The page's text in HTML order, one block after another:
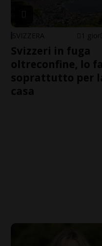
SVIZZERA 1 gior
Svizzeri in fuga
oltreconfine, lo
soprattutto per
casa